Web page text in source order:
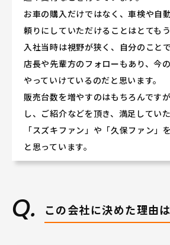
お客様にとって「入りやすく居心地
実現しています。
拠点同士や拠点の垣根を超えた交流
★和歌山県が好きな方
★人と接することが好きな方
★人の話を聴くことが好きな方
などなど大歓迎です♪♪
（もちろん、車に今まで携ってこなかっ
ぜひ会社説明会にご参加いただき、当社
社風を体感してください！
お車の購入だけではなく、車検や自
頼りにしていただけることはとてもう
入社当時は視野が狭く、自分のこと
店長や先輩方のフォローもあり、今
やっていけているのだと思います。
販売台数を増やすのはもちろんです
し、ご紹介などを頂き、満足してい
「スズキファン」や「久保ファン」
と思っています。
この会社に決めた理由